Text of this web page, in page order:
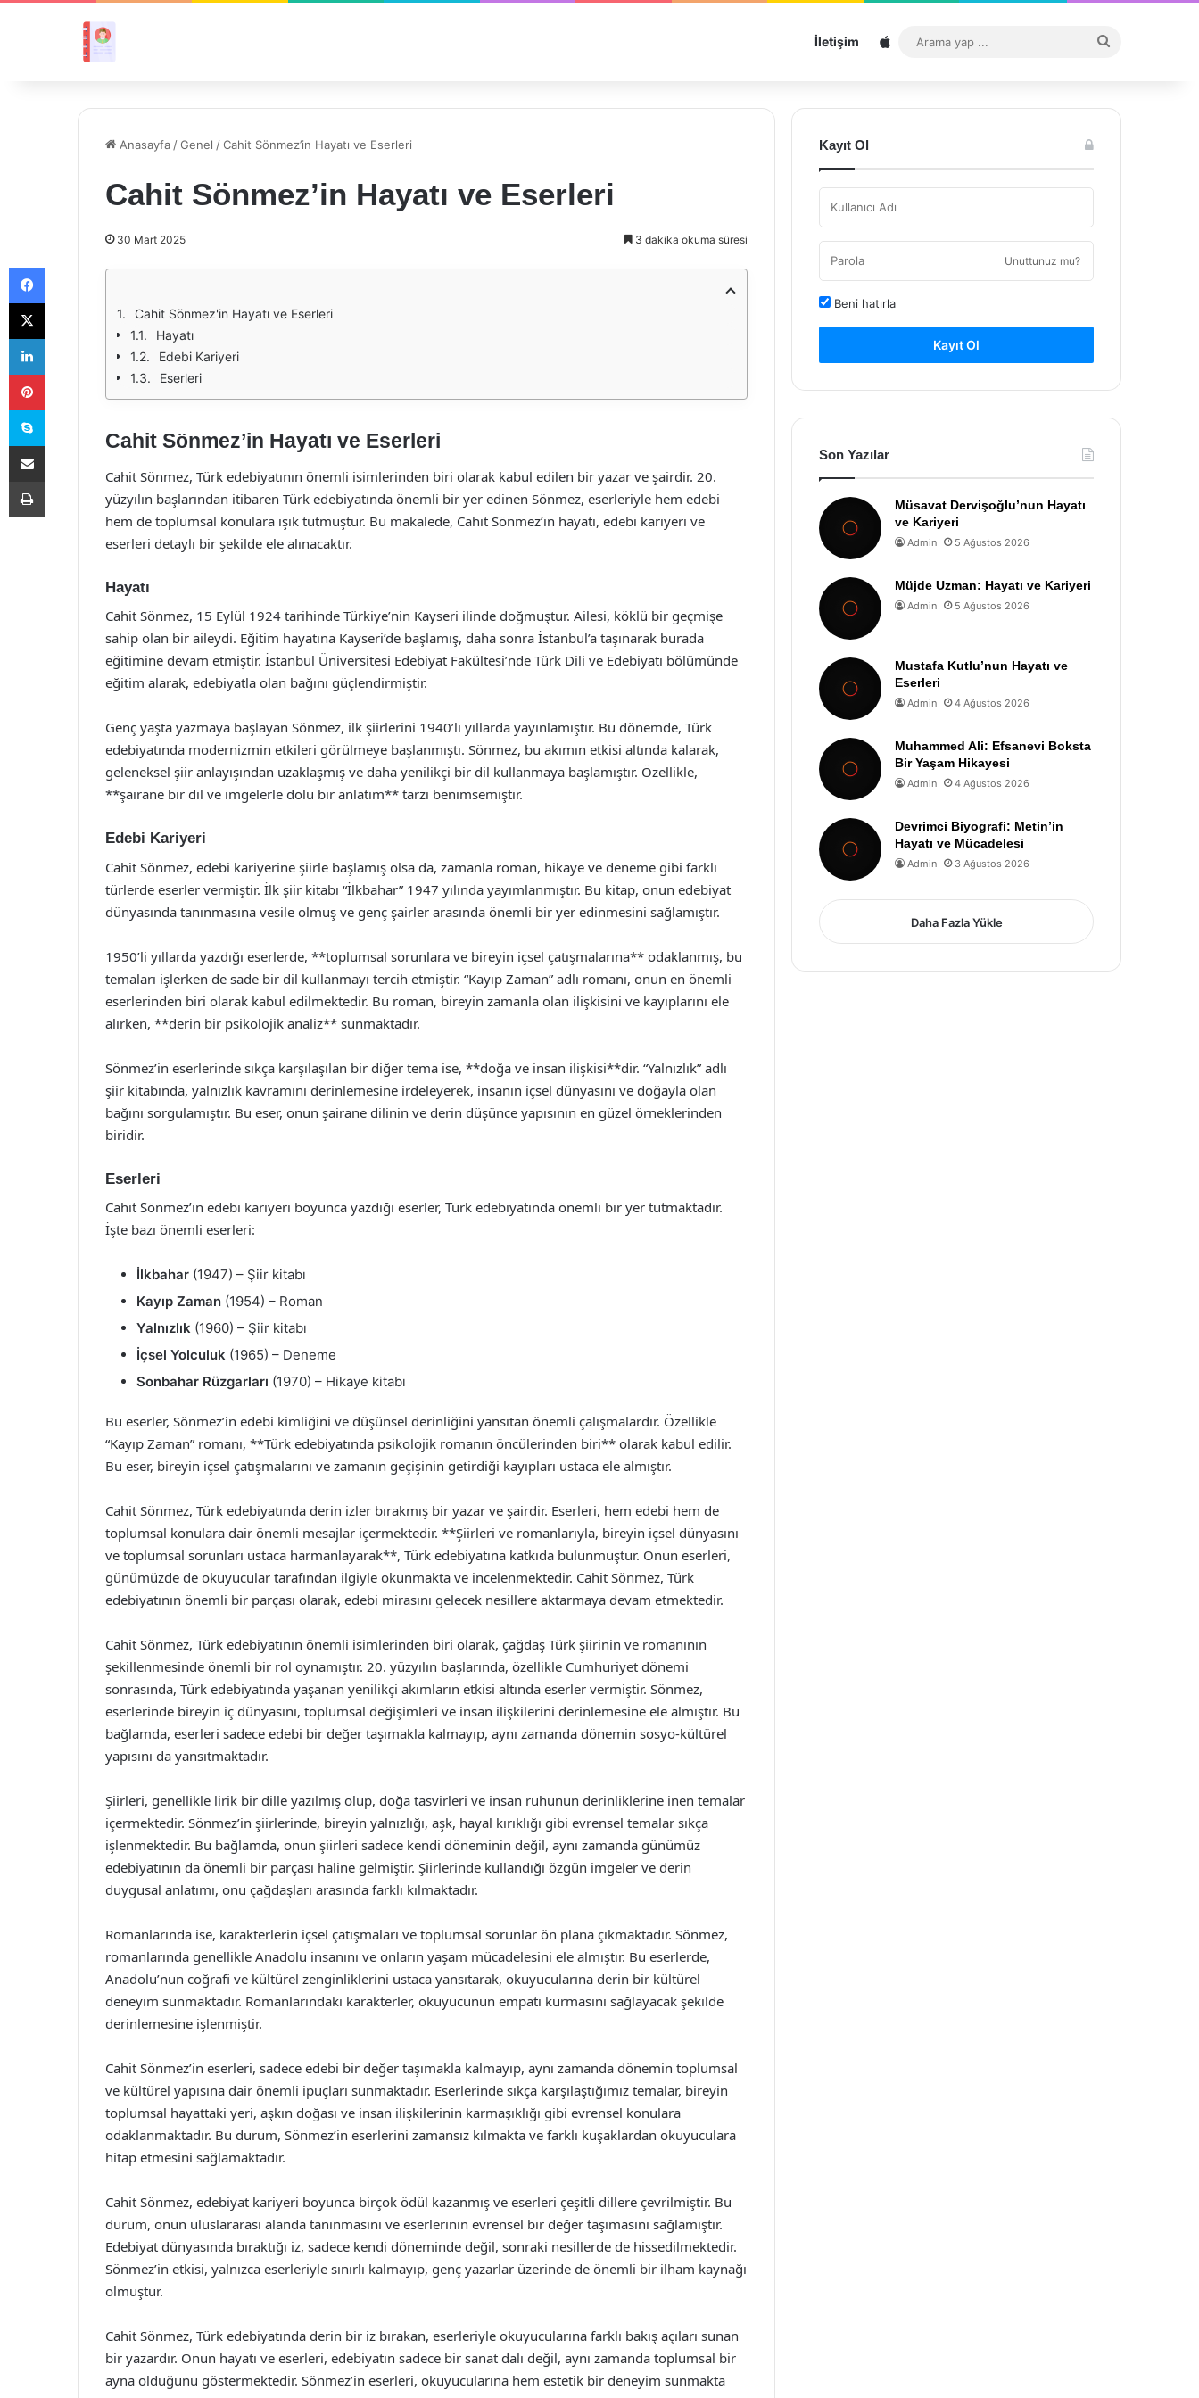
İletişim Sitemap
...
Anasayfa /Genel /Cahit Sönmez’in Hayatı ve Eserleri
Cahit Sönmez’in Hayatı ve Eserleri
30 Mart 2025 3 dakika okuma süresi
Cahit Sönmez'in Hayatı ve Eserleri
Hayatı
Edebi Kariyeri
Eserleri
Cahit Sönmez’in Hayatı ve Eserleri
Cahit Sönmez, Türk edebiyatının önemli isimlerinden biri olarak kabul edilen bir yazar ve şairdir. 20.
yüzyılın başlarından itibaren Türk edebiyatında önemli bir yer edinen Sönmez, eserleriyle hem edebi
hem de toplumsal konulara ışık tutmuştur. Bu makalede, Cahit Sönmez’in hayatı, edebi kariyeri ve
eserleri detaylı bir şekilde ele alınacaktır.
Hayatı
Cahit Sönmez, 15 Eylül 1924 tarihinde Türkiye’nin Kayseri ilinde doğmuştur. Ailesi, köklü bir geçmişe
sahip olan bir aileydi. Eğitim hayatına Kayseri’de başlamış, daha sonra İstanbul’a taşınarak burada
eğitimine devam etmiştir. İstanbul Üniversitesi Edebiyat Fakültesi’nde Türk Dili ve Edebiyatı bölümünde
eğitim alarak, edebiyatla olan bağını güçlendirmiştir.
Genç yaşta yazmaya başlayan Sönmez, ilk şiirlerini 1940’lı yıllarda yayınlamıştır. Bu dönemde, Türk
edebiyatında modernizmin etkileri görülmeye başlanmıştı. Sönmez, bu akımın etkisi altında kalarak,
geleneksel şiir anlayışından uzaklaşmış ve daha yenilikçi bir dil kullanmaya başlamıştır. Özellikle,
**şairane bir dil ve imgelerle dolu bir anlatım** tarzı benimsemiştir.
Edebi Kariyeri
Cahit Sönmez, edebi kariyerine şiirle başlamış olsa da, zamanla roman, hikaye ve deneme gibi farklı
türlerde eserler vermiştir. İlk şiir kitabı “İlkbahar” 1947 yılında yayımlanmıştır. Bu kitap, onun edebiyat
dünyasında tanınmasına vesile olmuş ve genç şairler arasında önemli bir yer edinmesini sağlamıştır.
1950’li yıllarda yazdığı eserlerde, **toplumsal sorunlara ve bireyin içsel çatışmalarına** odaklanmış, bu
temaları işlerken de sade bir dil kullanmayı tercih etmiştir. “Kayıp Zaman” adlı romanı, onun en önemli
eserlerinden biri olarak kabul edilmektedir. Bu roman, bireyin zamanla olan ilişkisini ve kayıplarını ele
alırken, **derin bir psikolojik analiz** sunmaktadır.
Sönmez’in eserlerinde sıkça karşılaşılan bir diğer tema ise, **doğa ve insan ilişkisi**dir. “Yalnızlık” adlı
şiir kitabında, yalnızlık kavramını derinlemesine irdeleyerek, insanın içsel dünyasını ve doğayla olan
bağını sorgulamıştır. Bu eser, onun şairane dilinin ve derin düşünce yapısının en güzel örneklerinden
biridir.
Eserleri
Cahit Sönmez’in edebi kariyeri boyunca yazdığı eserler, Türk edebiyatında önemli bir yer tutmaktadır.
İşte bazı önemli eserleri:
İlkbahar (1947) – Şiir kitabı
Kayıp Zaman (1954) – Roman
Yalnızlık (1960) – Şiir kitabı
İçsel Yolculuk (1965) – Deneme
Sonbahar Rüzgarları (1970) – Hikaye kitabı
Bu eserler, Sönmez’in edebi kimliğini ve düşünsel derinliğini yansıtan önemli çalışmalardır. Özellikle
“Kayıp Zaman” romanı, **Türk edebiyatında psikolojik romanın öncülerinden biri** olarak kabul edilir.
Bu eser, bireyin içsel çatışmalarını ve zamanın geçişinin getirdiği kayıpları ustaca ele almıştır.
Cahit Sönmez, Türk edebiyatında derin izler bırakmış bir yazar ve şairdir. Eserleri, hem edebi hem de
toplumsal konulara dair önemli mesajlar içermektedir. **Şiirleri ve romanlarıyla, bireyin içsel dünyasını
ve toplumsal sorunları ustaca harmanlayarak**, Türk edebiyatına katkıda bulunmuştur. Onun eserleri,
günümüzde de okuyucular tarafından ilgiyle okunmakta ve incelenmektedir. Cahit Sönmez, Türk
edebiyatının önemli bir parçası olarak, edebi mirasını gelecek nesillere aktarmaya devam etmektedir.
Cahit Sönmez, Türk edebiyatının önemli isimlerinden biri olarak, çağdaş Türk şiirinin ve romanının
şekillenmesinde önemli bir rol oynamıştır. 20. yüzyılın başlarında, özellikle Cumhuriyet dönemi
sonrasında, Türk edebiyatında yaşanan yenilikçi akımların etkisi altında eserler vermiştir. Sönmez,
eserlerinde bireyin iç dünyasını, toplumsal değişimleri ve insan ilişkilerini derinlemesine ele almıştır. Bu
bağlamda, eserleri sadece edebi bir değer taşımakla kalmayıp, aynı zamanda dönemin sosyo-kültürel
yapısını da yansıtmaktadır.
Şiirleri, genellikle lirik bir dille yazılmış olup, doğa tasvirleri ve insan ruhunun derinliklerine inen temalar
içermektedir. Sönmez’in şiirlerinde, bireyin yalnızlığı, aşk, hayal kırıklığı gibi evrensel temalar sıkça
işlenmektedir. Bu bağlamda, onun şiirleri sadece kendi döneminin değil, aynı zamanda günümüz
edebiyatının da önemli bir parçası haline gelmiştir. Şiirlerinde kullandığı özgün imgeler ve derin
duygusal anlatımı, onu çağdaşları arasında farklı kılmaktadır.
Romanlarında ise, karakterlerin içsel çatışmaları ve toplumsal sorunlar ön plana çıkmaktadır. Sönmez,
romanlarında genellikle Anadolu insanını ve onların yaşam mücadelesini ele almıştır. Bu eserlerde,
Anadolu’nun coğrafi ve kültürel zenginliklerini ustaca yansıtarak, okuyucularına derin bir kültürel
deneyim sunmaktadır. Romanlarındaki karakterler, okuyucunun empati kurmasını sağlayacak şekilde
derinlemesine işlenmiştir.
Cahit Sönmez’in eserleri, sadece edebi bir değer taşımakla kalmayıp, aynı zamanda dönemin toplumsal
ve kültürel yapısına dair önemli ipuçları sunmaktadır. Eserlerinde sıkça karşılaştığımız temalar, bireyin
toplumsal hayattaki yeri, aşkın doğası ve insan ilişkilerinin karmaşıklığı gibi evrensel konulara
odaklanmaktadır. Bu durum, Sönmez’in eserlerini zamansız kılmakta ve farklı kuşaklardan okuyuculara
hitap etmesini sağlamaktadır.
Cahit Sönmez, edebiyat kariyeri boyunca birçok ödül kazanmış ve eserleri çeşitli dillere çevrilmiştir. Bu
durum, onun uluslararası alanda tanınmasını ve eserlerinin evrensel bir değer taşımasını sağlamıştır.
Edebiyat dünyasında bıraktığı iz, sadece kendi döneminde değil, sonraki nesillerde de hissedilmektedir.
Sönmez’in etkisi, yalnızca eserleriyle sınırlı kalmayıp, genç yazarlar üzerinde de önemli bir ilham kaynağı
olmuştur.
Cahit Sönmez, Türk edebiyatında derin bir iz bırakan, eserleriyle okuyucularına farklı bakış açıları sunan
bir yazardır. Onun hayatı ve eserleri, edebiyatın sadece bir sanat dalı değil, aynı zamanda toplumsal bir
ayna olduğunu göstermektedir. Sönmez’in eserleri, okuyucularına hem estetik bir deneyim sunmakta
Kayıt Ol
Unuttunuz mu?
Beni hatırla
Kayıt Ol
Son Yazılar
Müsavat Dervişoğlu’nun Hayatı
ve Kariyeri
Admin 5 Ağustos 2026
Müjde Uzman: Hayatı ve Kariyeri
Admin 5 Ağustos 2026
Mustafa Kutlu’nun Hayatı ve
Eserleri
Admin 4 Ağustos 2026
Muhammed Ali: Efsanevi Boksta
Bir Yaşam Hikayesi
Admin 4 Ağustos 2026
Devrimci Biyografi: Metin’in
Hayatı ve Mücadelesi
Admin 3 Ağustos 2026
Daha Fazla Yükle
Facebook
X
LinkedIn
Pinterest
Skype
E-Posta ile paylaş